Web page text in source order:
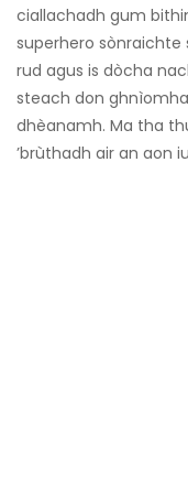
ciallachadh gum
superhero sònraichte
rud agus is dòcha
steach don
dhèanamh. Ma tha
’brùthadh air an aon